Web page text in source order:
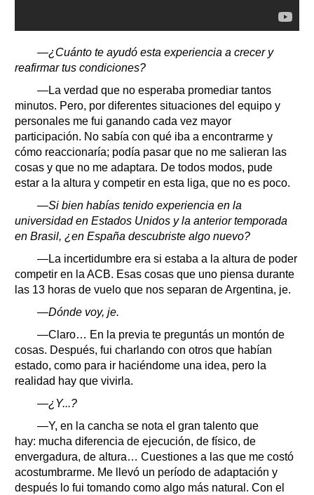
—¿Cuánto te ayudó esta experiencia a crecer y
reafirmar tus condiciones?
—La verdad que no esperaba promediar tantos
minutos. Pero, por diferentes situaciones del equipo y
personales me fui ganando cada vez mayor
participación. No sabía con qué iba a encontrarme y
cómo reaccionaría; podía pasar que no me salieran las
cosas y que no me adaptara. De todos modos, pude
estar a la altura y competir en esta liga, que no es poco.
—Si bien habías tenido experiencia en la
universidad en Estados Unidos y la anterior temporada
en Brasil, ¿en España descubriste algo nuevo?
—La incertidumbre era si estaba a la altura de poder
competir en la ACB. Esas cosas que uno piensa durante
las 13 horas de vuelo que nos separan de Argentina, je.
—Dónde voy, je.
—Claro… En la previa te preguntás un montón de
cosas. Después, fui charlando con otros que habían
estado, como para ir haciéndome una idea, pero la
realidad hay que vivirla.
—¿Y...?
—Y, en la cancha se nota el gran talento que
hay: mucha diferencia de ejecución, de físico, de
envergadura, de altura… Cuestiones a las que me costó
acostumbrarme. Me llevó un período de adaptación y
después lo fui tomando como algo más natural. Con el